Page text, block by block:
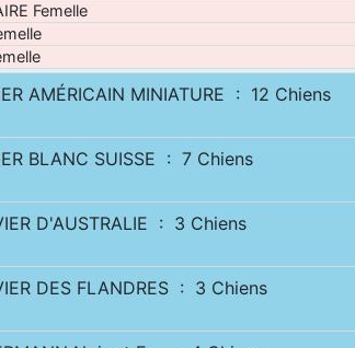
Femelle
AMÉRICAIN MINIATURE : 12 Chiens
BLANC SUISSE : 7 Chiens
D'AUSTRALIE : 3 Chiens
DES FLANDRES : 3 Chiens